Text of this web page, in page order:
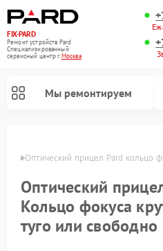
FIX-PARD
Ремонт устройств Pard
Специализированный
cервисный центр г.Москва
Мы ремонтируем
Оптический прицел Pard кольцо
Оптический
Кольцо фокуса
туго или свободно